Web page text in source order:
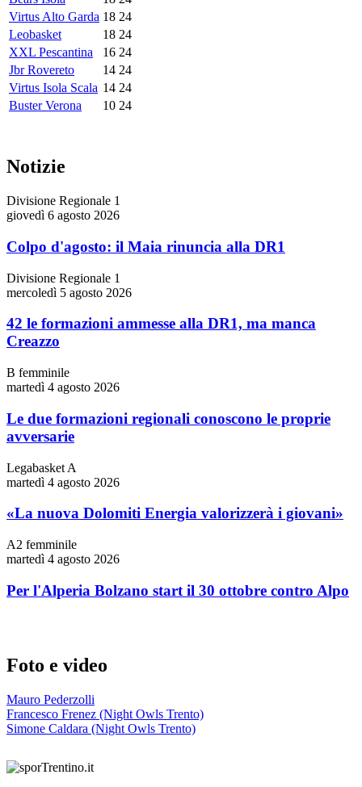
Virtus Alto Garda 18 24
Leobasket
18 24
XXL Pescantina
16 24
Jbr Rovereto
14 24
Virtus Isola Scala 14 24
Buster Verona
10 24
Notizie
Divisione Regionale 1
giovedì 6 agosto 2026
Colpo d'agosto: il Maia rinuncia alla DR1
Divisione Regionale 1
mercoledì 5 agosto 2026
42 le formazioni ammesse alla DR1, ma manca
Creazzo
B femminile
martedì 4 agosto 2026
Le due formazioni regionali conoscono le proprie
avversarie
Legabasket A
martedì 4 agosto 2026
«La nuova Dolomiti Energia valorizzerà i giovani»
A2 femminile
martedì 4 agosto 2026
Per l'Alperia Bolzano start il 30 ottobre contro Alpo
Foto e video
Mauro Pederzolli
Francesco Frenez (Night Owls Trento)
Simone Caldara (Night Owls Trento)